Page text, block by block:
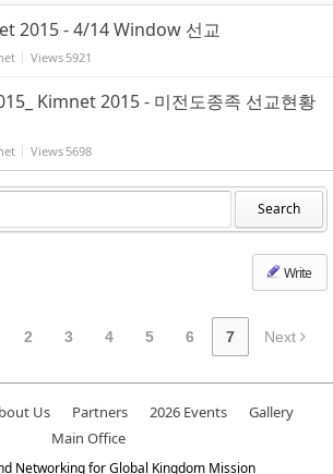
2015 - 4/14 Window 선교
Views 5921
Kimnet 2015 - 미전도종족 선교현황
Views 5698
Search
Write
2 3 4 5 6 7 Next
Us Partners 2026 Events
Gallery
Main Office
Networking for Global Kingdom Mission